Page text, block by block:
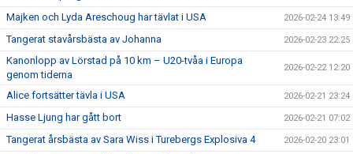
Majken och Lyda Areschoug har tävlat i USA 2026-02-24 13:49
Tangerat stavårsbästa av Johanna 2026-02-23 22:25
Kanonlopp av Lörstad på 10 km – U20-tvåa i Europa
genom tiderna
2026-02-22 12:20
Alice fortsätter tävla i USA 2026-02-21 23:24
Hasse Ljung har gått bort 2026-02-21 07:02
Tangerat årsbästa av Sara Wiss i Turebergs Explosiva 4 2026-02-20 23:01